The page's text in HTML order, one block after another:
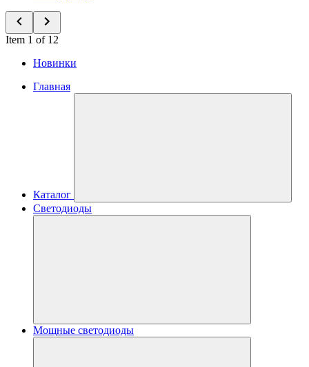
Item 1 of 12
Новинки
Главная
Каталог
Светодиоды
Мощные светодиоды